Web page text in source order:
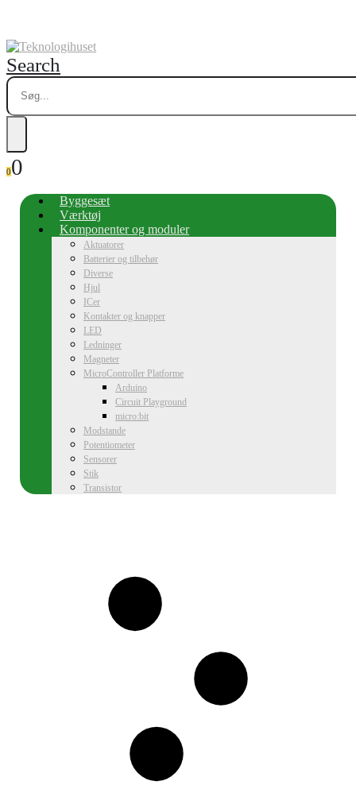
Search
00
Byggesæt
Værktøj
Komponenter og moduler
Aktuatorer
Batterier og tilbehør
Diverse
Hjul
ICer
Kontakter og knapper
LED
Ledninger
Magneter
MicroController Platforme
Arduino
Circuit Playground
micro:bit
Modstande
Potentiometer
Sensorer
Stik
Transistor